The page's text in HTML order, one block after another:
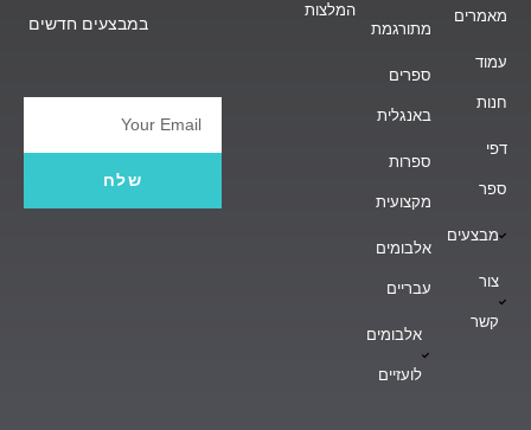
מאמרים
עמוד
חנות
דפי
ספר
מבצעים
צור
קשר
מתורגמת
ספרים
באנגלית
ספרות
מקצועית
אלבומים
עבריים
אלבומים
לועזיים
המלצות
במבצעים חדשים
Email
שלח